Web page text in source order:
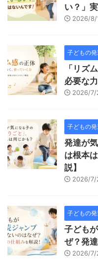
い？」
2026/8/
子どもの発
「リズ
必要な
2026/7/
子どもの発
発達が
は根本
説】
2026/7/
子どもの発
子ども
ぜ？発
2026/7/